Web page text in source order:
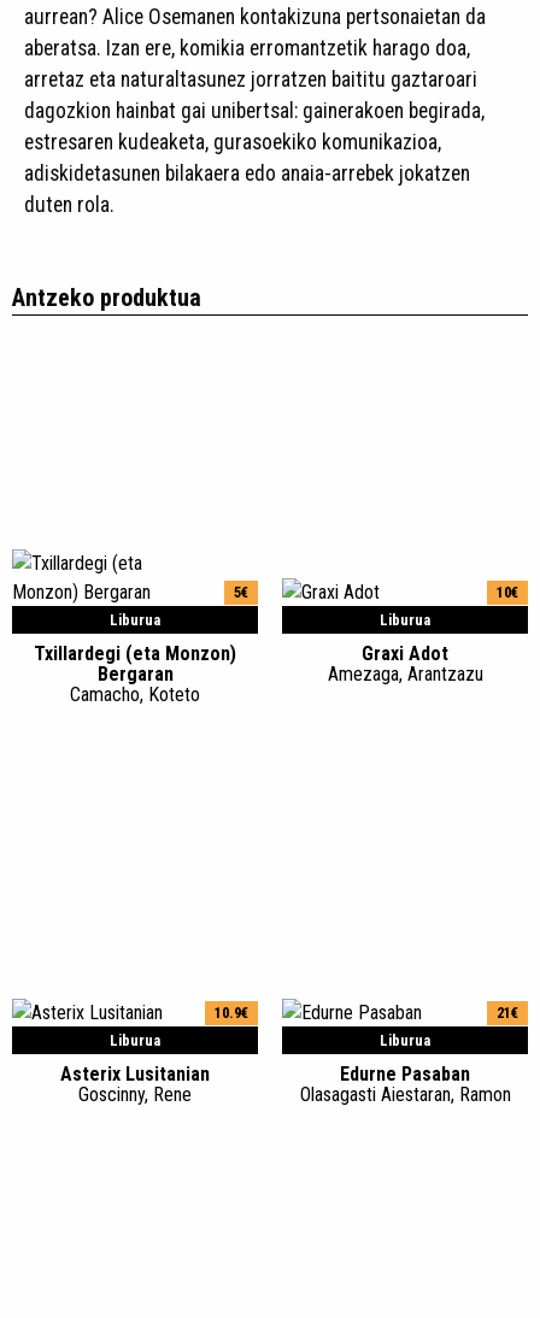
aurrean? Alice Osemanen kontakizuna pertsonaietan da
aberatsa. Izan ere, komikia erromantzetik harago doa,
arretaz eta naturaltasunez jorratzen baititu gaztaroari
dagozkion hainbat gai unibertsal: gainerakoen begirada,
estresaren kudeaketa, gurasoekiko komunikazioa,
adiskidetasunen bilakaera edo anaia-arrebek jokatzen
duten rola.
Antzeko produktua
Liburua
5€
Txillardegi (eta Monzon)
Bergaran
Camacho, Koteto
Liburua
10€
Graxi Adot
Amezaga, Arantzazu
Liburua
10.9€
Asterix Lusitanian
Goscinny, Rene
Liburua
21€
Edurne Pasaban
Olasagasti Aiestaran, Ramon